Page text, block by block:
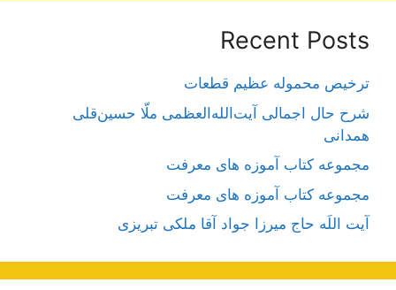
Recent Posts
ترخیص محموله عظیم قطعات
شرح حال اجمالی آیت‌الله‌العظمی ملّا حسین‌قلی
همدانی
مجموعه کتاب آموزه های معرفت
مجموعه کتاب آموزه های معرفت
آیت اللَه حاج میرزا جواد آقا ملکی تبریزی